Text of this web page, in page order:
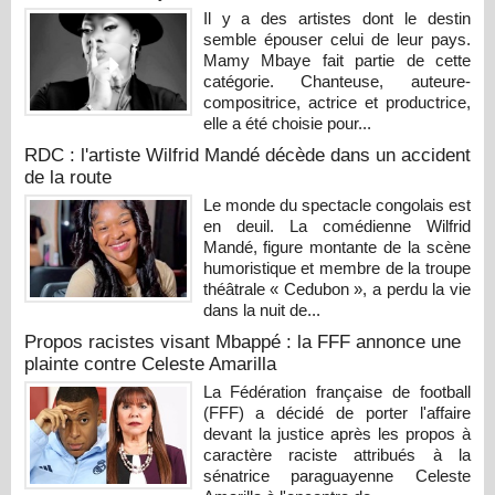
Il y a des artistes dont le destin
semble épouser celui de leur pays.
Mamy Mbaye fait partie de cette
catégorie. Chanteuse, auteure-
compositrice, actrice et productrice,
elle a été choisie pour...
RDC : l'artiste Wilfrid Mandé décède dans un accident
de la route
Le monde du spectacle congolais est
en deuil. La comédienne Wilfrid
Mandé, figure montante de la scène
humoristique et membre de la troupe
théâtrale « Cedubon », a perdu la vie
dans la nuit de...
Propos racistes visant Mbappé : la FFF annonce une
plainte contre Celeste Amarilla
La Fédération française de football
(FFF) a décidé de porter l'affaire
devant la justice après les propos à
caractère raciste attribués à la
sénatrice paraguayenne Celeste